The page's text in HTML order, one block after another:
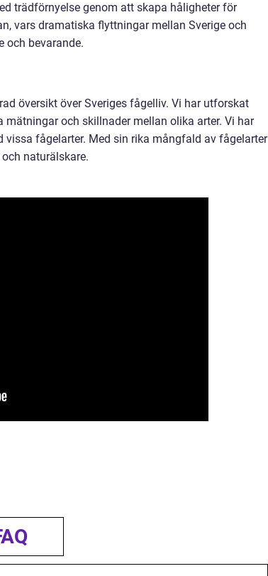
trädförnyelse genom att skapa håligheter för
vars dramatiska flyttningar mellan Sverige och
och bevarande.
översikt över Sveriges fågelliv. Vi har utforskat
och skillnader mellan olika arter. Vi har
fågelarter. Med sin rika mångfald av fågelarter
naturälskare.